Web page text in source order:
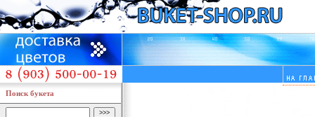
Поиск букета